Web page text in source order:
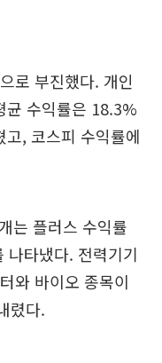
로 부진했다. 개인
균 수익률은 18.3%
, 코스피 수익률에
는 플러스 수익률
나타냈다. 전력기기
와 바이오 종목이
렸다.